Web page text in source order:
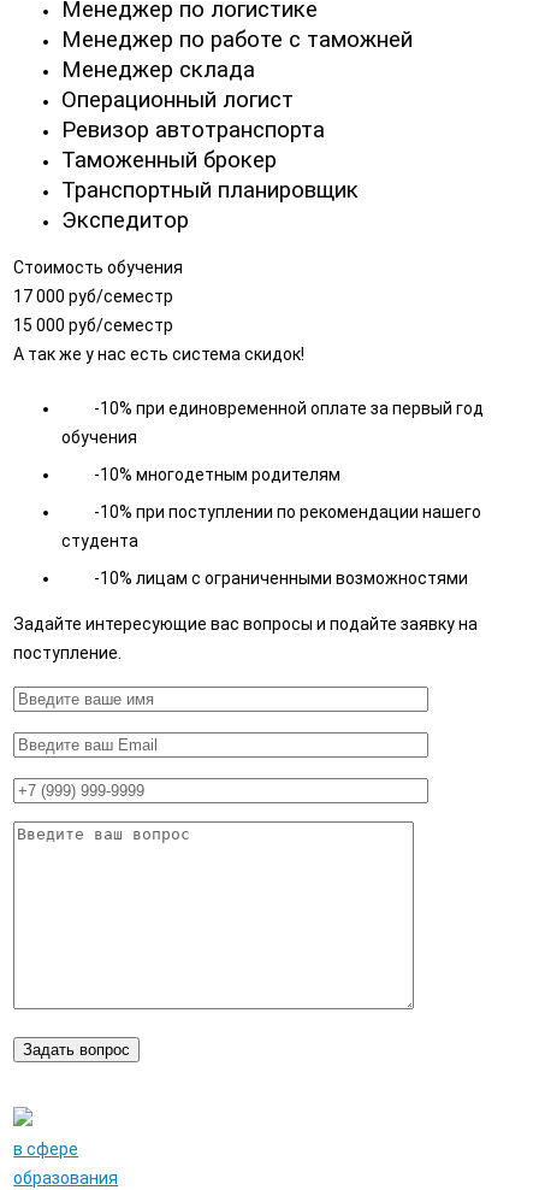
Менеджер по логистике
Менеджер по работе с таможней
Менеджер склада
Операционный логист
Ревизор автотранспорта
Таможенный брокер
Транспортный планировщик
Экспедитор
Стоимость обучения
17 000 руб/семестр
15 000 руб/семестр
А так же у нас есть система скидок!
-10% при единовременной оплате за первый год
обучения
-10% многодетным родителям
-10% при поступлении по рекомендации нашего
студента
-10% лицам с ограниченными возможностями
Задайте интересующие вас вопросы и подайте заявку на
поступление.
в сфере
образования